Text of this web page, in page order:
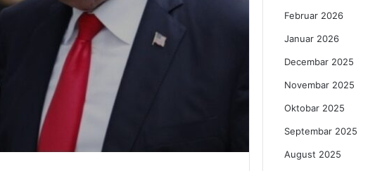
Februar 2026
Januar 2026
Decembar 2025
Novembar 2025
Oktobar 2025
Septembar 2025
August 2025